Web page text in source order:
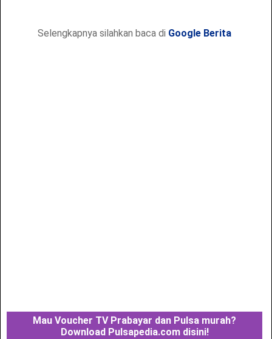
Selengkapnya silahkan baca di Google Berita
Mau Voucher TV Prabayar dan Pulsa murah?
Download Pulsapedia.com disini!